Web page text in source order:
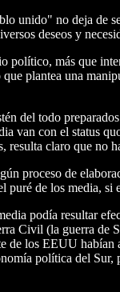
unido" no deja de
deseos y
más que
plantea una
del todo
van con el status
claro que
proceso de
de los media,
podía resultar
Civil (la guerra
los EEUU
política del